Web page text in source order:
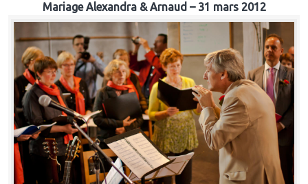
Mariage Alexandra & Arnaud – 31 mars 2012